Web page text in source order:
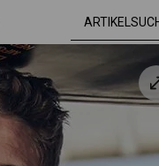
schwarz XS